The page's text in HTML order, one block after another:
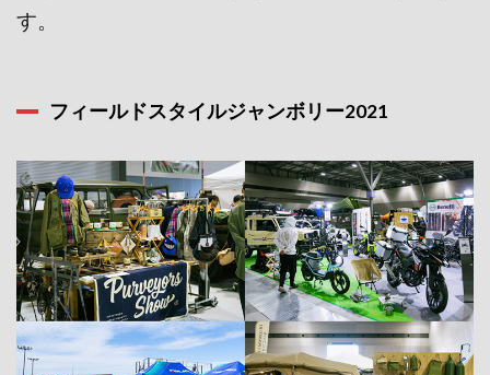
す。
フィールドスタイルジャンボリー2021